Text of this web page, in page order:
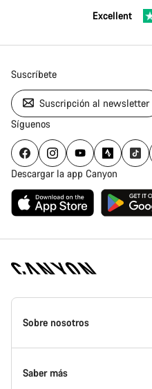
Excellent
Suscríbete
Suscripción al newsletter
Síguenos
Descargar la app Canyon
Canyon
Homepage
Sobre nosotros
Saber más